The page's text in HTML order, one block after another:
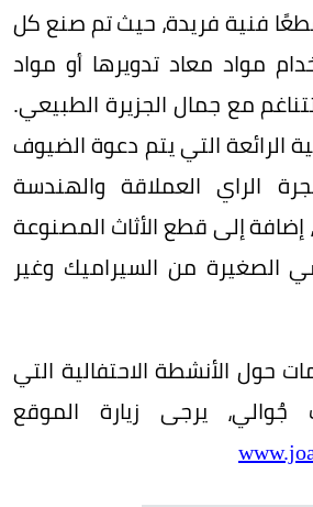
فنية فريدة، حيث تم صنع كل
مواد معاد تدويرها أو مواد
مع جمال الجزيرة الطبيعي.
الرائعة التي يتم دعوة الضيوف
الراي العملاقة والهندسة
إضافة إلى قطع الأثاث المصنوعة
الصغيرة من السيراميك وغير
حول الأنشطة الاحتفالية التي
جُوالي، يرجى زيارة الموقع